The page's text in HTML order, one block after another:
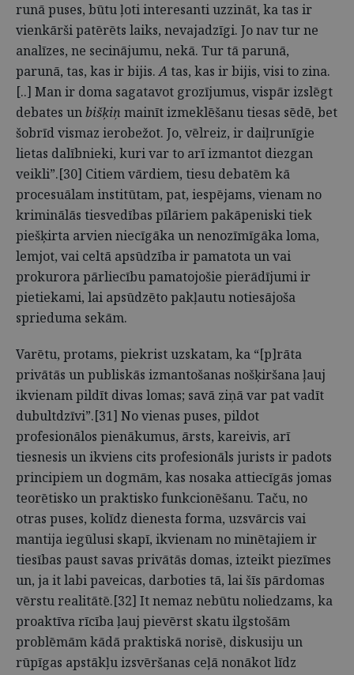
runā puses, būtu ļoti interesanti uzzināt, ka tas ir
vienkārši patērēts laiks, nevajadzīgi. Jo nav tur ne
analīzes, ne secinājumu, nekā. Tur tā parunā,
parunā, tas, kas ir bijis.A tas, kas ir bijis, visi to zina.
[..] Man ir doma sagatavot grozījumus, vispār izslēgt
debates unbišķiņ mainīt izmeklēšanu tiesas sēdē, bet
šobrīd vismaz ierobežot. Jo, vēlreiz, ir daiļrunīgie
lietas dalībnieki, kuri var to arī izmantot diezgan
veikli”.[30] Citiem vārdiem, tiesu debatēm kā
procesuālam institūtam, pat, iespējams, vienam no
kriminālās tiesvedības pīlāriem pakāpeniski tiek
piešķirta arvien niecīgāka un nenozīmīgāka loma,
lemjot, vai celtā apsūdzība ir pamatota un vai
prokurora pārliecību pamatojošie pierādījumi ir
pietiekami, lai apsūdzēto pakļautu notiesājoša
sprieduma sekām.
Varētu, protams, piekrist uzskatam, ka “[p]rāta
privātās un publiskās izmantošanas nošķiršana ļauj
ikvienam pildīt divas lomas; savā ziņā var pat vadīt
dubultdzīvi”.[31] No vienas puses, pildot
profesionālos pienākumus, ārsts, kareivis, arī
tiesnesis un ikviens cits profesionāls jurists ir padots
principiem un dogmām, kas nosaka attiecīgās jomas
teorētisko un praktisko funkcionēšanu. Taču, no
otras puses, kolīdz dienesta forma, uzsvārcis vai
mantija iegūlusi skapī, ikvienam no minētajiem ir
tiesības paust savas privātās domas, izteikt piezīmes
un, ja it labi paveicas, darboties tā, lai šīs pārdomas
vērstu realitātē.[32] It nemaz nebūtu noliedzams, ka
proaktīva rīcība ļauj pievērst skatu ilgstošām
problēmām kādā praktiskā norisē, diskusiju un
rūpīgas apstākļu izsvēršanas ceļā nonākot līdz